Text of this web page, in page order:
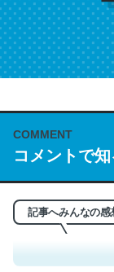
COMMENT
コメントで知
記事へみんなの感
これは名文。
う。英語少し
れ好き。Let’s
─今のこの状況が